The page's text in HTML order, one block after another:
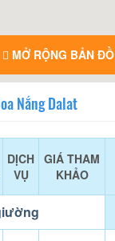
MỞ RỘNG BẢN ĐỒ
Nắng Dalat
DỊCH
VỤ
GIÁ THAM
KHẢO